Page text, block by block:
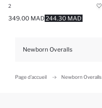
2
244.30 MAD
349.00 MAD
Newborn Overalls
Page d'accueil Newborn Overalls